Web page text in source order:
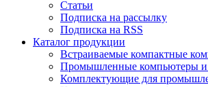
Статьи
Подписка на рассылку
Подписка на RSS
Каталог продукции
Встраиваемые компактные
Промышленные компьютеры и
Комплектующие для